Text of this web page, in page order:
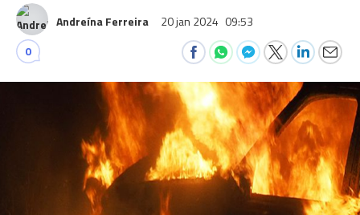
Andreína Ferreira 20 jan 2024 09:53
0